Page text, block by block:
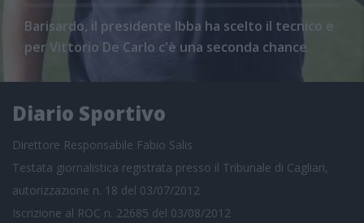
Barisardo, il presidente Ibba ha scelto il tecnico e
per Vittorio De Carlo c'è una seconda chance
Diario Sportivo
Direttore Responsabile Fabio Salis
Testata giornalistica registrata presso il Tribunale di Cagliari,
autorizzazione n. 18 del 03/07/2012
Iscrizione al ROC n. 22685 del 03/08/2012